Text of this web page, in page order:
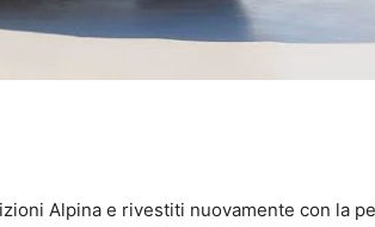
Alpina e rivestiti nuovamente con la